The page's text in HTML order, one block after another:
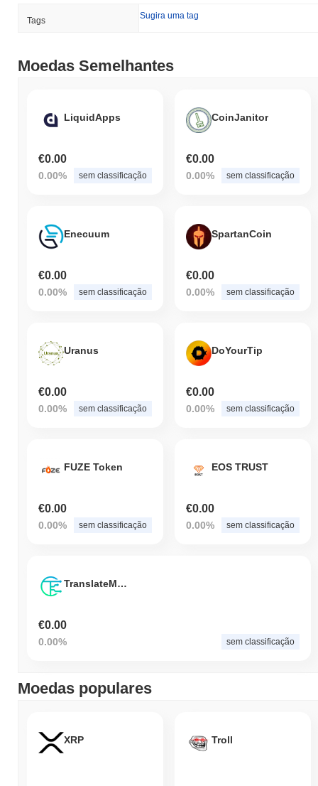
Tags Sugira uma tag
Moedas Semelhantes
LiquidApps
€0.00
0.00% sem classificação
CoinJanitor
€0.00
0.00% sem classificação
Enecuum
€0.00
0.00% sem classificação
SpartanCoin
€0.00
0.00% sem classificação
Uranus
€0.00
0.00% sem classificação
DoYourTip
€0.00
0.00% sem classificação
FUZE Token
€0.00
0.00% sem classificação
EOS TRUST
€0.00
0.00% sem classificação
TranslateMe Network Token
€0.00
0.00% sem classificação
Moedas populares
XRP Troll